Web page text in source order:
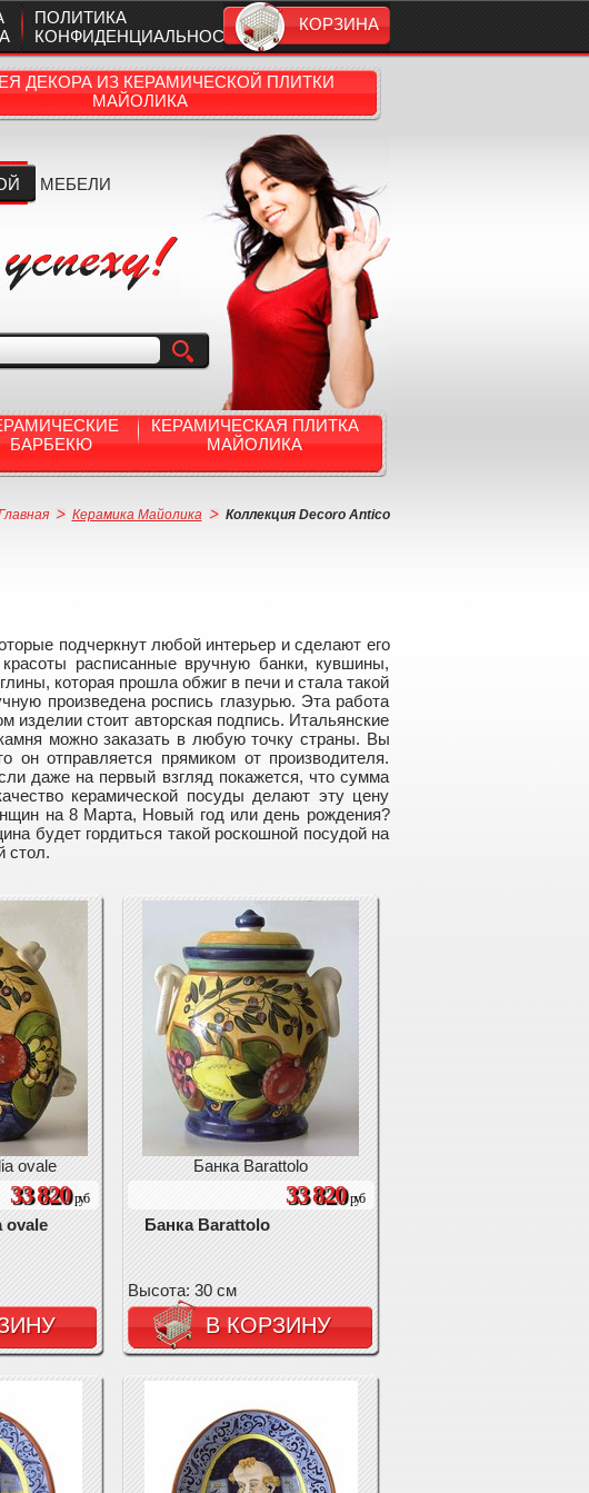
КОРЗИНА
ПОЛИТИКА
КОНФИДЕНЦИАЛЬНОСТИ
ДЕКОРА ИЗ КЕРАМИЧЕСКОЙ ПЛИТКИ
МАЙОЛИКА
МЕБЕЛИ
БАРБЕКЮ
КЕРАМИЧЕСКАЯ ПЛИТКА
МАЙОЛИКА
Керамика Майолика Коллекция Decoro Antico
подчеркнут любой интерьер и сделают его
расписанные вручную банки, кувшины,
которая прошла обжиг в печи и стала такой
произведена роспись глазурью. Эта работа
стоит авторская подпись. Итальянские
можно заказать в любую точку страны. Вы
отправляется прямиком от производителя.
даже на первый взгляд покажется, что сумма
керамической посуды делают эту цену
на 8 Марта, Новый год или день рождения?
будет гордиться такой роскошной посудой на
стол.
ovale
33 820руб
ovale
Банка Barattolo
33 820руб
Банка Barattolo
Высота: 30 см
В КОРЗИНУ